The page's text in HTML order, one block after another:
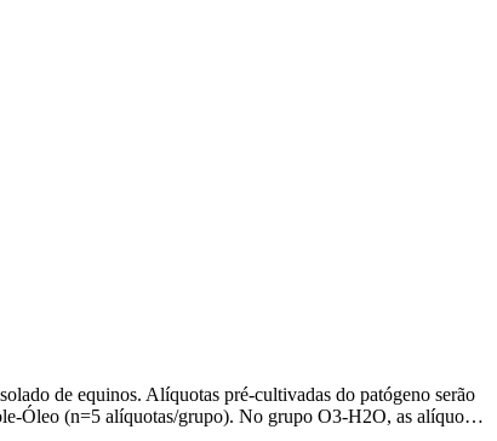
de equinos. Alíquotas pré-cultivadas do patógeno serão
Óleo (n=5 alíquotas/grupo). No grupo O3-H2O, as alíquo…